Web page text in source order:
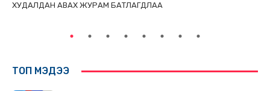
ХУДАЛДАН АВАХ ЖУРАМ БАТЛАГДЛАА
ТОП МЭДЭЭ